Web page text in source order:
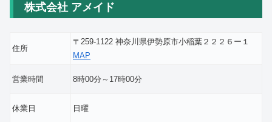
株式会社 アメイド
住所
〒259-1122 神奈川県伊勢原市小稲葉２２２６ー１
MAP
営業時間 8時00分～17時00分
休業日 日曜